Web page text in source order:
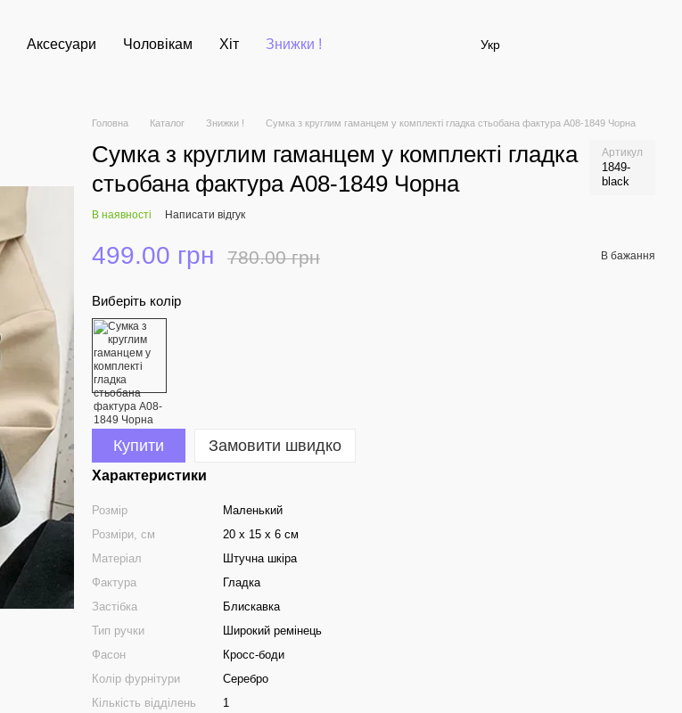
Аксесуари Чоловікам Хіт Знижки ! Укр
Головна Каталог Знижки ! Сумка з круглим гаманцем у комплекті гладка стьобана фактура А08-1849 Чорна
Сумка з круглим гаманцем у комплекті гладка
стьобана фактура А08-1849 Чорна
Артикул
1849-
black
В наявності Написати відгук
499.00 грн 780.00 грн В бажання
Виберіть колір
Купити Замовити швидко
Характеристики
Розмір
Маленький
Розміри, см
20 х 15 х 6 см
Матеріал
Штучна шкіра
Фактура
Гладка
Застібка
Блискавка
Тип ручки
Широкий ремінець
Фасон
Кросс-боди
Колір фурнітури
Серебро
Кількість відділень
1